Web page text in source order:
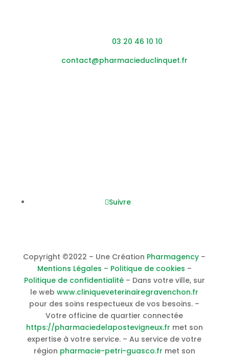
03 20 46 10 10
contact@pharmacieduclinquet.fr
Suivre
Copyright ©2022 – Une Création Pharmagency –
Mentions Légales – Politique de cookies –
Politique de confidentialité– Dans votre ville, sur
le webwww.cliniqueveterinairegravenchon.fr
pour des soins respectueux de vos besoins. –
Votre officine de quartier connectée
https://pharmaciedelapostevigneux.fr met son
expertise à votre service. – Au service de votre
région pharmacie-petri-guasco.fr met son